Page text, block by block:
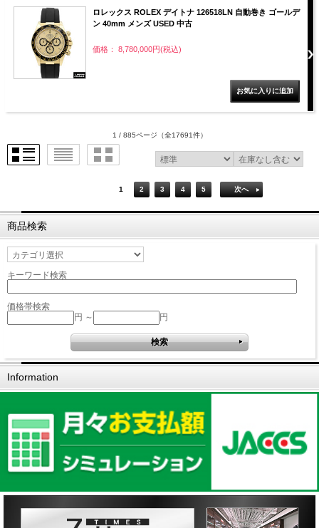
ロレックス ROLEX デイトナ 126518LN 自動巻き ゴールデ
ン 40mm メンズ USED 中古
価格： 8,780,000円(税込)
1 / 885ページ （全17691件）
1 2 3 4 5 次へ
商品検索
キーワード検索
価格帯検索
円 ～
円
Information